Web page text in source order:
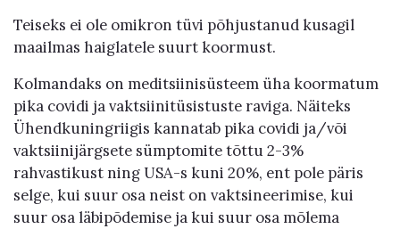
Teiseks ei ole omikron tüvi põhjustanud kusagil
maailmas haiglatele suurt koormust.
Kolmandaks on meditsiinisüsteem üha koormatum
pika covidi ja vaktsiinitüsistuste raviga. Näiteks
Ühendkuningriigis kannatab pika covidi ja/või
vaktsiinijärgsete sümptomite tõttu 2-3%
rahvastikust ning USA-s kuni 20%, ent pole päris
selge, kui suur osa neist on vaktsineerimise, kui
suur osa läbipõdemise ja kui suur osa mõlema